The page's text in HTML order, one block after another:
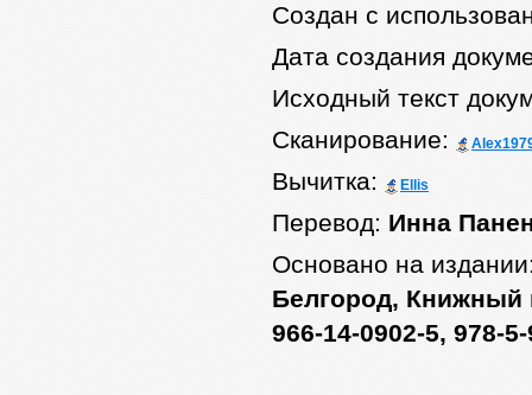
Создан с
Дата создания
Исходный текст
Сканирование:
Вычитка: Ellis
Перевод: Инна
Основано на
Белгород, Книжный
966-14-0902-5, 978-